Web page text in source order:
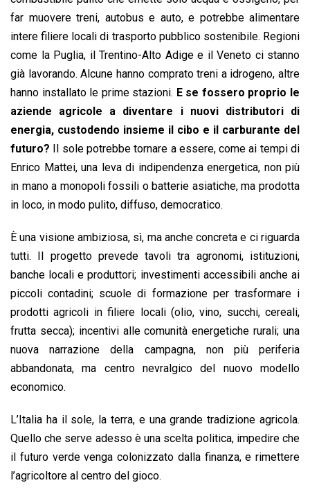
far muovere treni, autobus e auto, e potrebbe alimentare
intere filiere locali di trasporto pubblico sostenibile. Regioni
come la Puglia, il Trentino-Alto Adige e il Veneto ci stanno
già lavorando. Alcune hanno comprato treni a idrogeno, altre
hanno installato le prime stazioni. E se fossero proprio le
aziende agricole a diventare i nuovi distributori di
energia, custodendo insieme il cibo e il carburante del
futuro? Il sole potrebbe tornare a essere, come ai tempi di
Enrico Mattei, una leva di indipendenza energetica, non più
in mano a monopoli fossili o batterie asiatiche, ma prodotta
in loco, in modo pulito, diffuso, democratico.
È una visione ambiziosa, sì, ma anche concreta e ci riguarda
tutti. Il progetto prevede tavoli tra agronomi, istituzioni,
banche locali e produttori; investimenti accessibili anche ai
piccoli contadini; scuole di formazione per trasformare i
prodotti agricoli in filiere locali (olio, vino, succhi, cereali,
frutta secca); incentivi alle comunità energetiche rurali; una
nuova narrazione della campagna, non più periferia
abbandonata, ma centro nevralgico del nuovo modello
economico.
L’Italia ha il sole, la terra, e una grande tradizione agricola.
Quello che serve adesso è una scelta politica, impedire che
il futuro verde venga colonizzato dalla finanza, e rimettere
l’agricoltore al centro del gioco.